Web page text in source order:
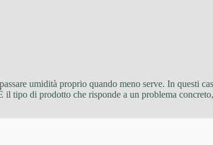
umidità proprio quando meno serve. In questi
tipo di prodotto che risponde a un problema